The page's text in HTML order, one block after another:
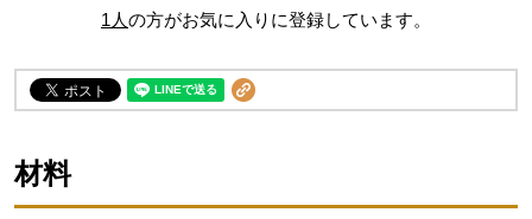
1 人の方がお気に入りに登録しています。
材料